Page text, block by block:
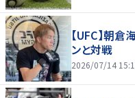
【UFC】朝
ンと対戦
2026/07/14